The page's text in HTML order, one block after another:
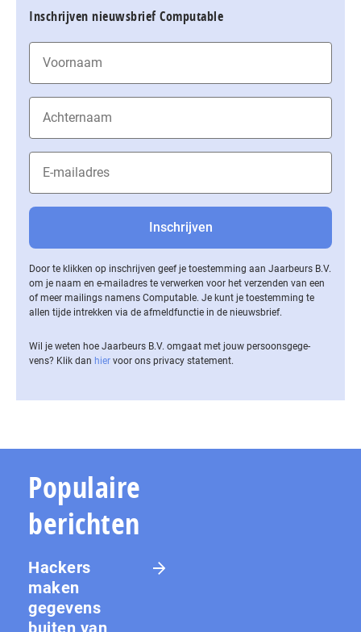
Inschrijven nieuwsbrief Computable
Door te klikken op inschrijven geef je toestemming aan Jaarbeurs B.V.
om je naam en e-mailadres te verwerken voor het verzenden van een
of meer mailings namens Computable. Je kunt je toestemming te
allen tijde intrekken via de af­meld­func­tie in de nieuwsbrief.
Wil je weten hoe Jaarbeurs B.V. omgaat met jouw per­soons­ge­ge­
vens? Klik dan hier voor ons privacy statement.
Populaire
berichten
Hackers
maken
gegevens
buiten van